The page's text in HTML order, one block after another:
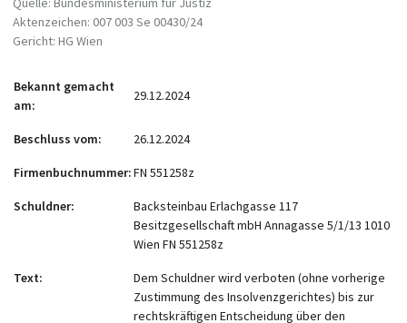
Aktenzeichen: 007 003 Se 00430/24
Gericht: HG Wien
Bekannt gemacht
am
29.12.2024
Beschluss vom 26.12.2024
Firmenbuchnummer FN 551258z
Schuldner
Backsteinbau Erlachgasse 117
Besitzgesellschaft mbH Annagasse 5/1/13 1010
Wien FN 551258z
Text
Dem Schuldner wird verboten (ohne vorherige
Zustimmung des Insolvenzgerichtes) bis zur
rechtskräftigen Entscheidung über den